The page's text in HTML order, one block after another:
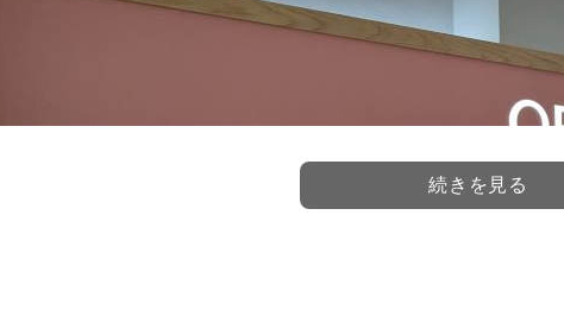
続きを見る